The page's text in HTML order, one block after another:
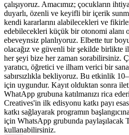
çalışıyoruz. Amacımız; çocukların
duyarlı, özenli ve keyifli bir içerik
kendi kararlarını alabilecekleri ve
edebilecekleri küçük bir otonomi alanı
ebeveynsiz planlıyoruz. Elbette tur
olacağız ve güvenli bir şekilde birlikte
her şeyi bize her zaman sorabilirsiniz.
yaratıcı, öğretici ve ilham verici bir
sabırsızlıkla bekliyoruz. Bu etkinlik
için uygundur. Kayıt olduktan sonra
WhatApp grubuna katılmanızı rica
Creatives'in ilk edisyonu katkı payı
katkı sağlayarak programın
için WhatsApp grubunda paylaşılacak
kullanabilirsiniz.